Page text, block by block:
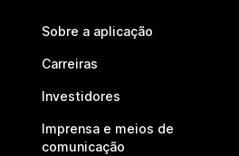
Sobre a aplicação
Carreiras
Investidores
Imprensa e meios de
comunicação